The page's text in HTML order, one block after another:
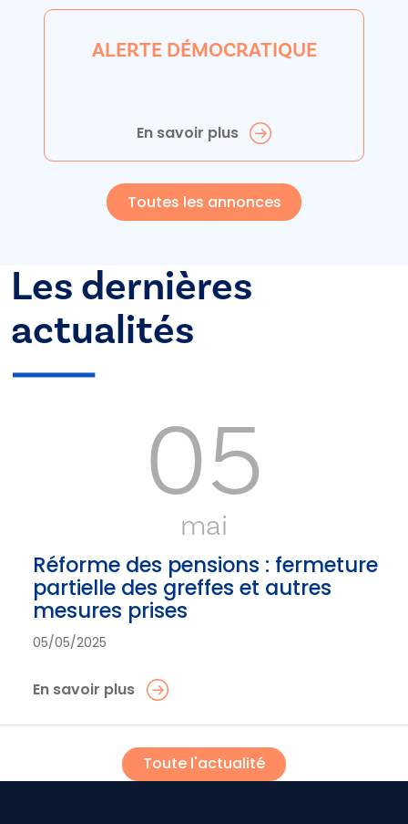
ALERTE DÉMOCRATIQUE
En savoir plus
Toutes les annonces
Les dernières
actualités
05
mai
Réforme des pensions : fermeture
partielle des greffes et autres
mesures prises
05/05/2025
En savoir plus
Toute l'actualité